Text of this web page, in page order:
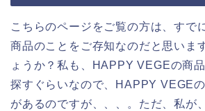
こちらのページをご覧の方は、すで
商品のことをご存知なのだと思いま
ょうか？私も、HAPPY VEGEの商
探すぐらいなので、HAPPY VEGE
があるのですが、、、。ただ、私が